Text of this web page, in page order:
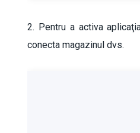
2. Pentru a activa
conecta magazinul dvs.